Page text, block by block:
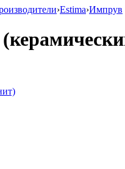
›Estima›Импрув